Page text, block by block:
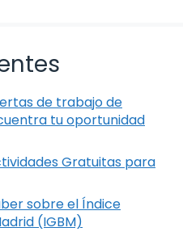
de trabajo de
tu oportunidad
Gratuitas para
sobre el Índice
(IGBM)